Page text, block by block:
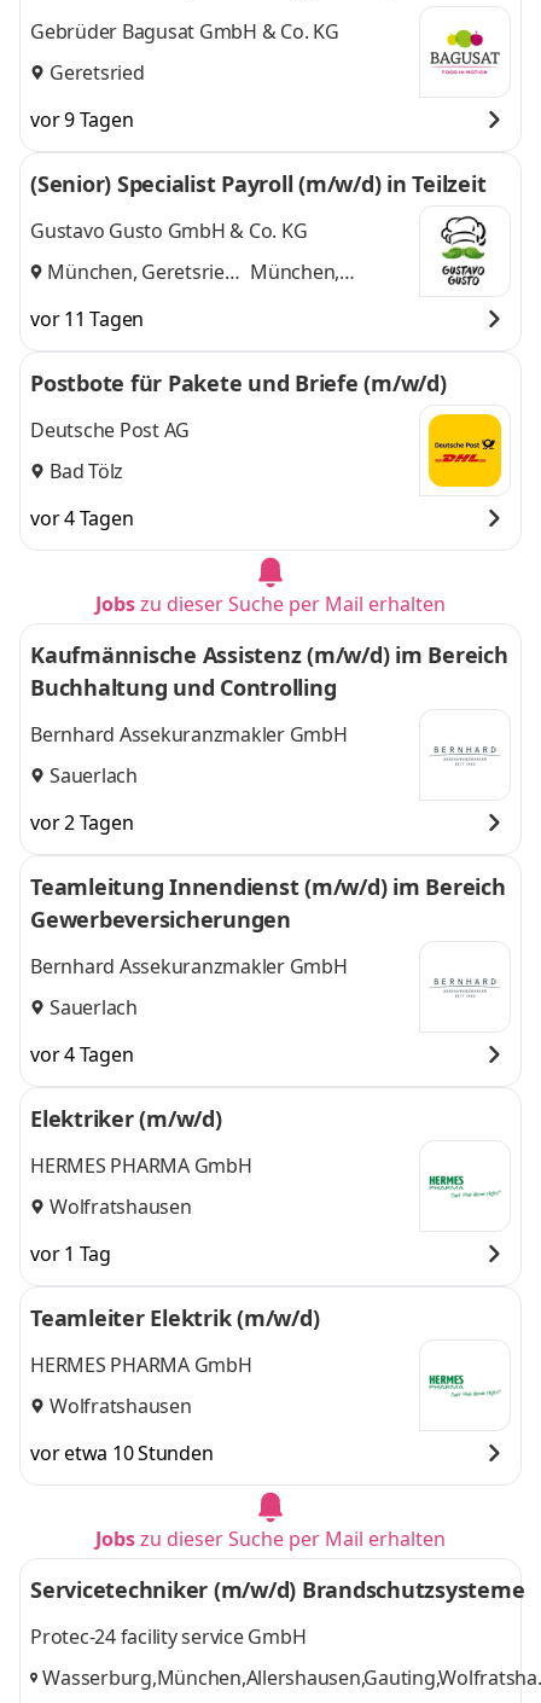
Gebrüder Bagusat GmbH & Co. KG
Geretsried
vor 9 Tagen
(Senior) Specialist Payroll (m/w/d) in Teilzeit
Gustavo Gusto GmbH & Co. KG
München, Geretsried München,
vor 11 Tagen
Postbote für Pakete und Briefe (m/w/d)
Deutsche Post AG
Bad Tölz
vor 4 Tagen
Jobszu dieser Suche per Mail erhalten
Kaufmännische Assistenz (m/w/d) im Bereich
Buchhaltung und Controlling
Bernhard Assekuranzmakler GmbH
Sauerlach
vor 2 Tagen
Teamleitung Innendienst (m/w/d) im Bereich
Gewerbeversicherungen
Bernhard Assekuranzmakler GmbH
Sauerlach
vor 4 Tagen
Elektriker (m/w/d)
HERMES PHARMA GmbH
Wolfratshausen
vor 1 Tag
Teamleiter Elektrik (m/w/d)
HERMES PHARMA GmbH
Wolfratshausen
vor etwa 10 Stunden
Jobszu dieser Suche per Mail erhalten
Servicetechniker (m/w/d) Brandschutzsysteme
Protec-24 facility service GmbH